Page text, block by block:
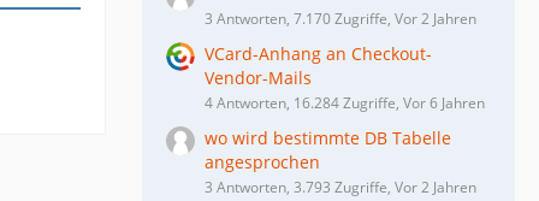
3 Antworten, 7.170 Zugriffe, Vor 2 Jahren
VCard-Anhang an Checkout-
Vendor-Mails
4 Antworten, 16.284 Zugriffe, Vor 6 Jahren
wo wird bestimmte DB Tabelle
angesprochen
3 Antworten, 3.793 Zugriffe, Vor 2 Jahren